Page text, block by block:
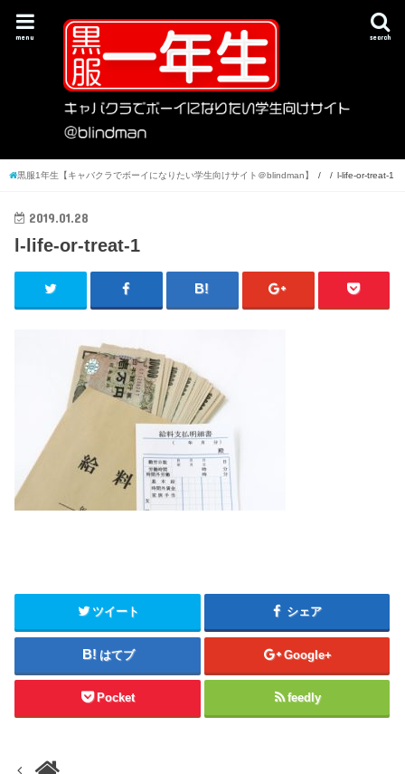
search
menu
黒服1年生【キャバクラでボーイになりたい学生向けサイト＠blindman】 l-life-or-treat-1
2019.01.28
l-life-or-treat-1
ツイート シェア
はてブ Google+
Pocket feedly